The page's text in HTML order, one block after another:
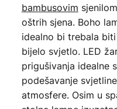
bambusovim
oštrih sjena. Boho
idealno bi trebala
bijelo svjetlo. LED
prigušivanja idealne
podešavanje
atmosfere. Osim u